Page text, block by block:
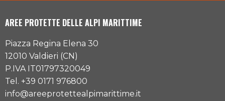
AREE PROTETTE DELLE ALPI MARITTIME
Piazza Regina Elena 30
12010 Valdieri (CN)
P.IVA IT01797320049
Tel. +39 0171 976800
info@areeprotettealpimarittime.it